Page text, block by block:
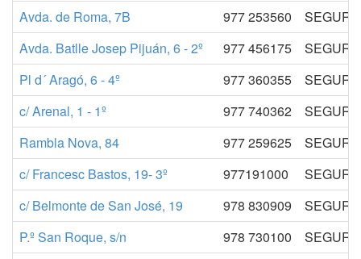
Avda. de Roma, 7B
977 253560
Avda. Batlle Josep Pijuán, 6 - 2º
977 456175
Pl d´ Aragó, 6 - 4º
977 360355
c/ Arenal, 1 - 1º
977 740362
Rambla Nova, 84
977 259625
c/ Francesc Bastos, 19- 3º
977191000
c/ Belmonte de San José, 19
978 830909
P.º San Roque, s/n
978 730100